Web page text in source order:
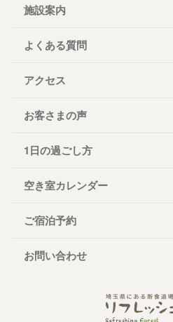
施設案内
よくある質問
アクセス
お客さまの声
1日の過ごし方
空き室カレンダー
ご宿泊予約
お問い合わせ